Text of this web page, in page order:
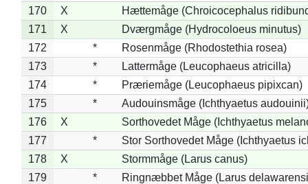
170
X
Hættemåge (Chroicocephalus
171
X
Dværgmåge (Hydrocoloeus minutus)
172
*
Rosenmåge (Rhodostethia rosea)
173
*
Lattermåge (Leucophaeus atricilla)
174
*
Præriemåge (Leucophaeus pipixcan)
175
*
Audouinsmåge (Ichthyaetus
176
X
Sorthovedet Måge (Ichthyaetus
177
*
Stor Sorthovedet Måge (Ichthyaetus
178
X
Stormmåge (Larus canus)
179
*
Ringnæbbet Måge (Larus